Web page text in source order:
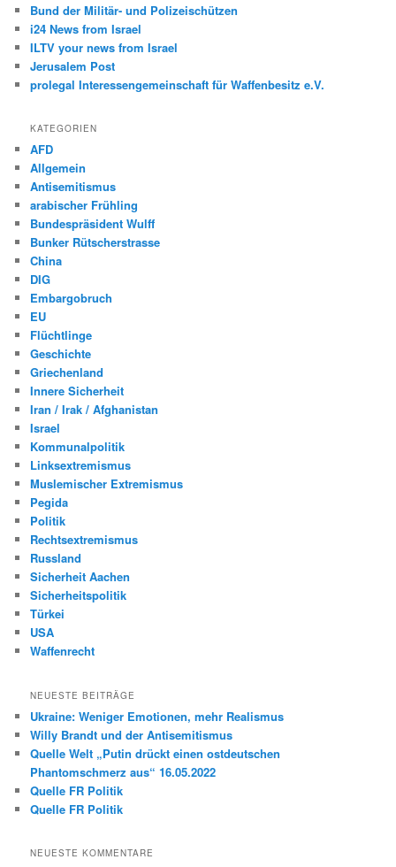
n
Bund der Militär- und Polizeischützen
i24 News from Israel
ILTV your news from Israel
Jerusalem Post
prolegal Interessengemeinschaft für Waffenbesitz e.V.
KATEGORIEN
AFD
Allgemein
Antisemitismus
arabischer Frühling
Bundespräsident Wulff
Bunker Rütscherstrasse
China
DIG
Embargobruch
EU
Flüchtlinge
Geschichte
Griechenland
Innere Sicherheit
Iran / Irak / Afghanistan
Israel
Kommunalpolitik
Linksextremismus
Muslemischer Extremismus
Pegida
Politik
Rechtsextremismus
Russland
Sicherheit Aachen
Sicherheitspolitik
Türkei
USA
Waffenrecht
NEUESTE BEITRÄGE
Ukraine: Weniger Emotionen, mehr Realismus
Willy Brandt und der Antisemitismus
Quelle Welt „Putin drückt einen ostdeutschen
Phantomschmerz aus“ 16.05.2022
Quelle FR Politik
Quelle FR Politik
NEUESTE KOMMENTARE